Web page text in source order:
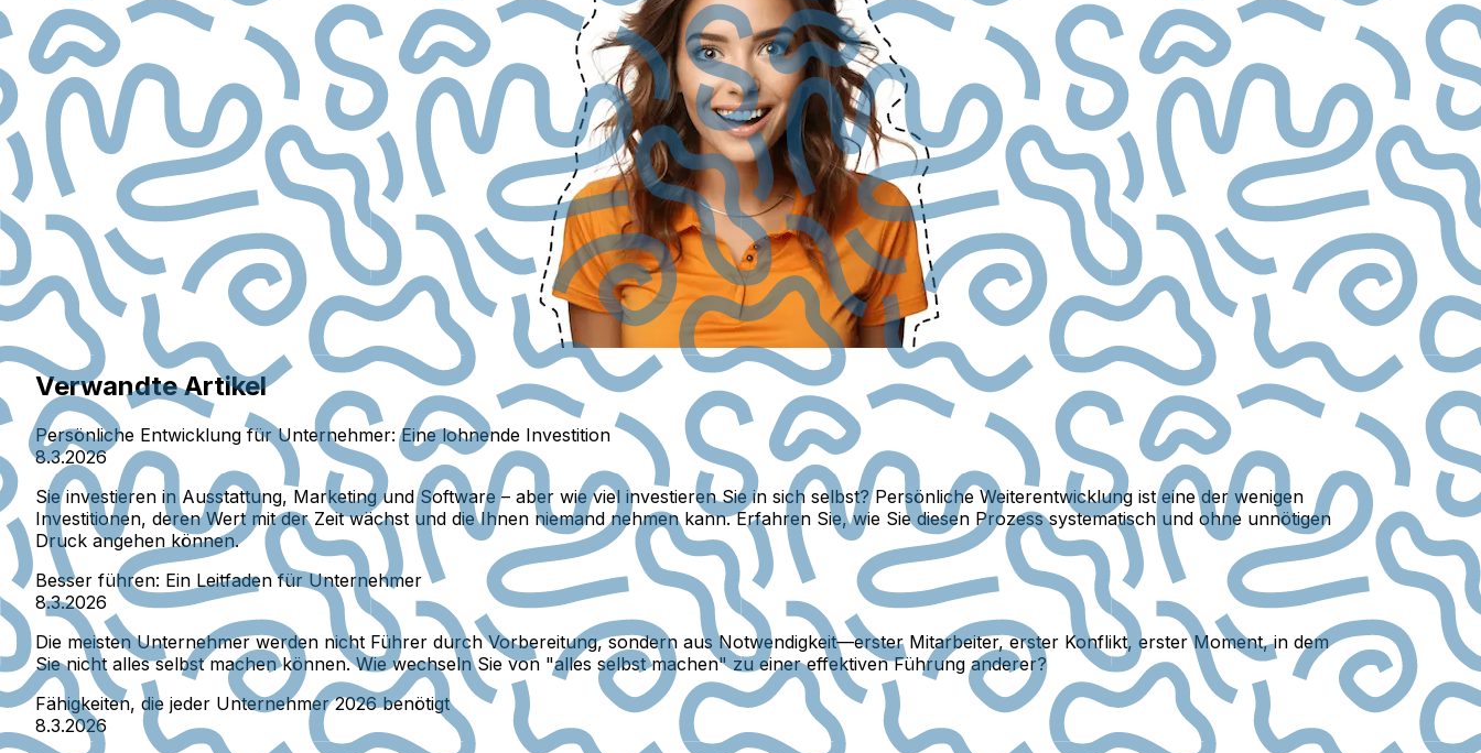
Verwandte Artikel
Persönliche Entwicklung für Unternehmer: Eine lohnende Investition
8.3.2026
Sie investieren in Ausstattung, Marketing und Software – aber wie viel investieren Sie in sich selbst? Persönliche Weiterentwicklung ist eine der wenigen
Investitionen, deren Wert mit der Zeit wächst und die Ihnen niemand nehmen kann. Erfahren Sie, wie Sie diesen Prozess systematisch und ohne unnötigen
Druck angehen können.
Besser führen: Ein Leitfaden für Unternehmer
8.3.2026
Die meisten Unternehmer werden nicht Führer durch Vorbereitung, sondern aus Notwendigkeit—erster Mitarbeiter, erster Konflikt, erster Moment, in dem
Sie nicht alles selbst machen können. Wie wechseln Sie von "alles selbst machen" zu einer effektiven Führung anderer?
Fähigkeiten, die jeder Unternehmer 2026 benötigt
8.3.2026